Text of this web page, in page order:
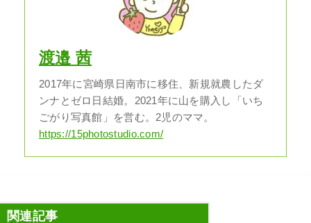
渡邉 茜
2017年に宮崎県日南市に移住、新規就農したダ
ンナとゼロ日結婚。2021年に山を購入し「いち
ごがり写真館」を営む。2児のママ。
https://15photostudio.com/
関連記事